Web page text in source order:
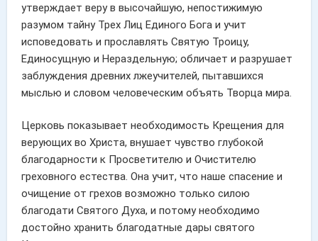
утверждает веру в высочайшую, непостижимую
разумом тайну Трех Лиц Единого Бога и учит
исповедовать и прославлять Святую Троицу,
Единосущную и Нераздельную; обличает и разрушает
заблуждения древних лжеучителей, пытавшихся
мыслью и словом человеческим объять Творца мира.
Церковь показывает необходимость Крещения для
верующих во Христа, внушает чувство глубокой
благодарности к Просветителю и Очистителю
греховного естества. Она учит, что наше спасение и
очищение от грехов возможно только силою
благодати Святого Духа, и потому необходимо
достойно хранить благодатные дары святого